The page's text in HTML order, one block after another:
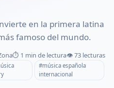
en la primera latina
famoso del mundo.
⏱️ 1 min de lectura👁️ 73 lecturas
#música española
internacional